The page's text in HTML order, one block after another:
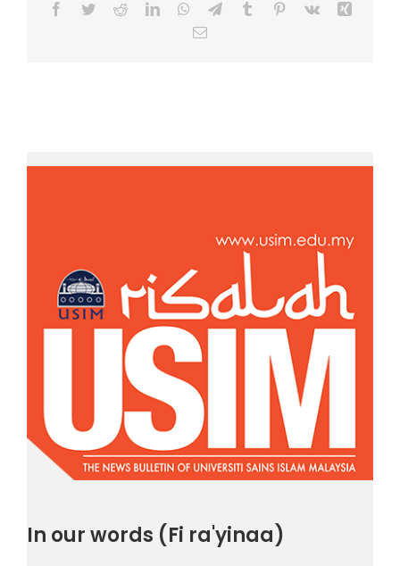
Facebook
TwitterRedditLinkedInWhatsApp
TelegramTumblr Pinterest
Vk
Email
In our words (Fi ra'yinaa)